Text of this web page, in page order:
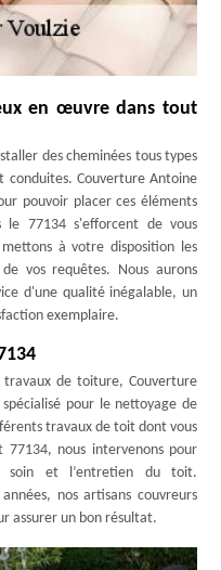
en œuvre dans tout
des cheminées tous types
conduites. Couverture Antoine
pouvoir placer ces éléments
le 77134 s'efforcent de vous
à votre disposition les
vos requêtes. Nous aurons
d'une qualité inégalable, un
exemplaire.
travaux de toiture, Couverture
pour le nettoyage de
travaux de toit dont vous
77134, nous intervenons pour
soin et l’entretien du toit.
nos artisans couvreurs
assurer un bon résultat.